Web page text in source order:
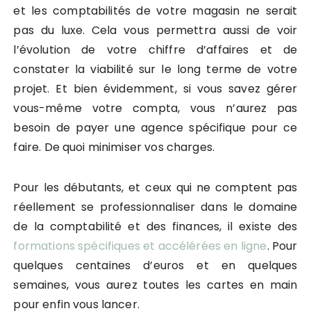
et les comptabilités de votre magasin ne serait
pas du luxe. Cela vous permettra aussi de voir
l’évolution de votre chiffre d’affaires et de
constater la viabilité sur le long terme de votre
projet. Et bien évidemment, si vous savez gérer
vous-même votre compta, vous n’aurez pas
besoin de payer une agence spécifique pour ce
faire. De quoi minimiser vos charges.
Pour les débutants, et ceux qui ne comptent pas
réellement se professionnaliser dans le domaine
de la comptabilité et des finances, il existe des
formations spécifiques et accélérées en ligne. Pour
quelques centaines d’euros et en quelques
semaines, vous aurez toutes les cartes en main
pour enfin vous lancer.